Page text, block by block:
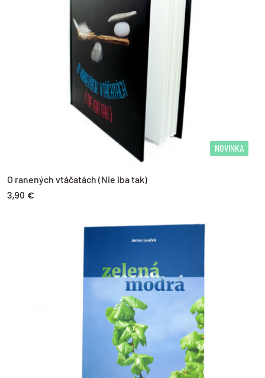
NOVINKA
O ranených vtáčatách (Nie iba tak)
3,90 €